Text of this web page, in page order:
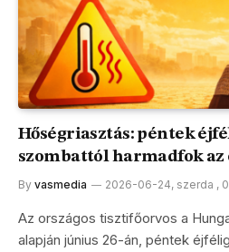
Hőségriasztás: péntek
szombattól harmadfok az
By vasmedia 2026-06-24, szerda ,
Az országos tisztifőorvos a
alapján június 26-án, péntek